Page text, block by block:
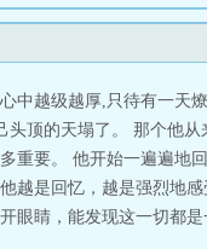
中越级越厚,只待有一天
头顶的天塌了。 那个他
重要。 他开始一遍遍地
越是回忆，越是强烈地
眼睛，能发现这一切都